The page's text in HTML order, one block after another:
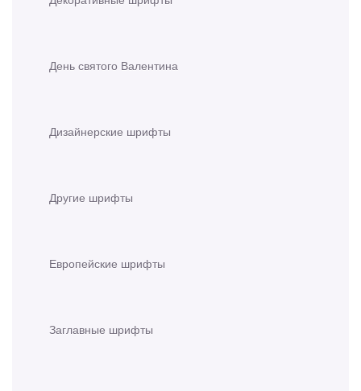
День святого Валентина
Дизайнерские шрифты
Другие шрифты
Европейские шрифты
Заглавные шрифты